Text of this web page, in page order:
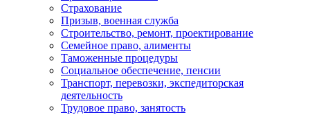
Страхование
Призыв, военная служба
Строительство, ремонт, проектирование
Семейное право, алименты
Таможенные процедуры
Социальное обеспечение, пенсии
Транспорт, перевозки, экспедиторская
деятельность
Трудовое право, занятость